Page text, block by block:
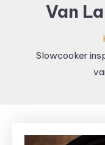
Van
Slowcooker